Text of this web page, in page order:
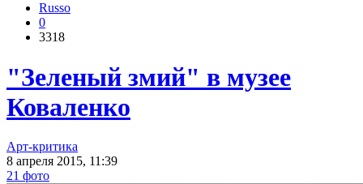
Russo
0
3318
"Зеленый змий" в музее
Коваленко
Арт-критика
8 апреля 2015, 11:39
21 фото